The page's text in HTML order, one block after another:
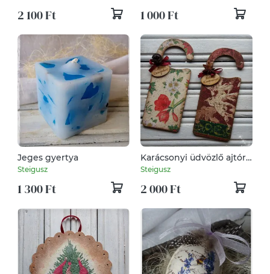
2 100 Ft 1 000 Ft
Jeges gyertya
Steigusz
1 300 Ft
Karácsonyi üdvözlő ajtóra
(2 darabos szett)
Steigusz
2 000 Ft